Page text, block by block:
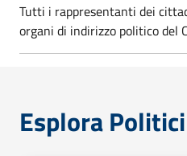
Tutti i rappresentanti dei
organi di indirizzo politico del
Esplora Politici